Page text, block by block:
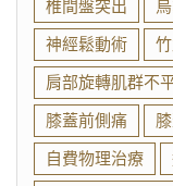
椎間盤突出
神經鬆動術
肩部旋轉肌群不
膝蓋前側痛
自費物理治療